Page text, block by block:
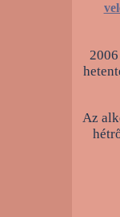
Az